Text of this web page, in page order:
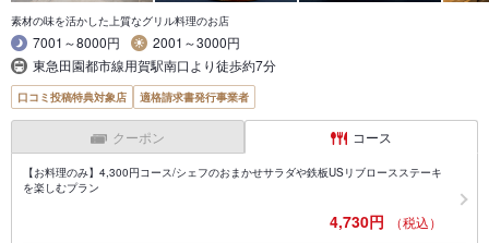
素材の味を活かした上質なグリル料理のお店
7001～8000円
2001～3000円
東急田園都市線用賀駅南口より徒歩約7分
口コミ投稿特典対象店 適格請求書発行事業者
クーポン コース
【お料理のみ】4,300円コース/シェフのおまかせサラダや鉄板USリブロースステーキ
を楽しむプラン
4,730円 （税込）